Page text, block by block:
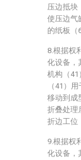
压边抵块
使压边气
的纸板（
8.根据权
化设备，
机构（41
（41）
移动到成
折叠处理
折边工位
9.根据权
化设备，